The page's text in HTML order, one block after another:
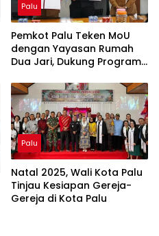
Palu
Pemkot Palu Teken MoU
dengan Yayasan Rumah
Dua Jari, Dukung Program
Palu
Natal 2025, Wali Kota Palu
Tinjau Kesiapan Gereja-
Gereja di Kota Palu